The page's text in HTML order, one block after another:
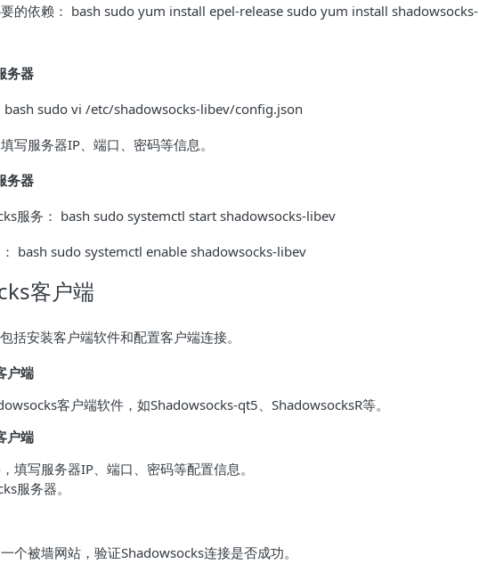
的依赖： bash sudo yum install epel-release sudo yum install shadowsocks-
务器
bash sudo vi /etc/shadowsocks-libev/config.json
写服务器IP、端口、密码等信息。
务器
服务： bash sudo systemctl start shadowsocks-libev
bash sudo systemctl enable shadowsocks-libev
客户端
括安装客户端软件和配置客户端连接。
户端
客户端软件，如Shadowsocks-qt5、ShadowsocksR等。
户端
填写服务器IP、端口、密码等配置信息。
服务器。
个被墙网站，验证Shadowsocks连接是否成功。